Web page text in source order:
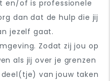
en/of is professionele
dan dat de hulp die jij
jezelf gaat.
Zodat zij jou op
als jij over je grenzen
van jouw taken